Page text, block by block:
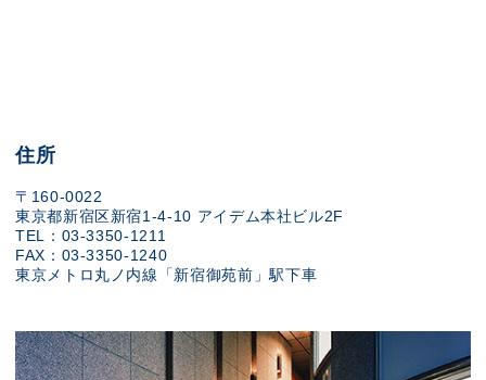
住所
〒160-0022
東京都新宿区新宿1-4-10 アイデム本社ビル2F
TEL：03-3350-1211
FAX：03-3350-1240
東京メトロ丸ノ内線「新宿御苑前」駅下車